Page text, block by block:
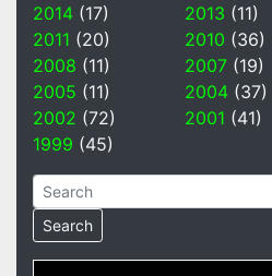
2014 (17) 2013 (11)
2011 (20) 2010 (36)
2008 (11) 2007 (19)
2005 (11) 2004 (37)
2002 (72) 2001 (41)
1999 (45)